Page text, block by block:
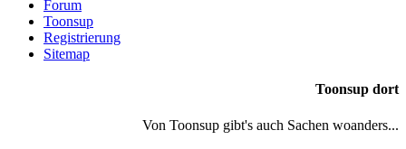
Forum
Toonsup
Registrierung
Sitemap
Toonsup dort
Von Toonsup gibt's auch Sachen woanders...